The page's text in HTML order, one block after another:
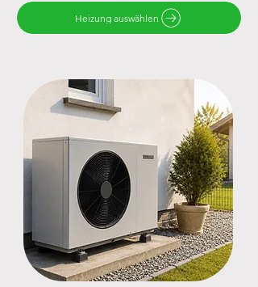
Heizung auswählen